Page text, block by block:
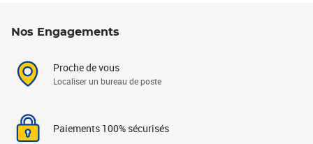
Nos Engagements
Proche de vous
Localiser un bureau de poste
Paiements 100% sécurisés